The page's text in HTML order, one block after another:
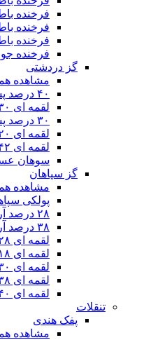
فرخنده
فرخنده
فرخنده
فرخنده جو
گز دردشتی
مشاهده
۴۰ درصد پسته آردی
لقمه ای ۳۰ درصد پسته
۳۰ درصد پسته آردی
لقمه ای ۲۰ درصد پسته
لقمه ای ۴۲ درصد پسته
سوهان
گز سپاهان
مشاهده
پولکی
۲۸ درصد آردی پسته و بادام
۳۸ درصد آردی پسته و بادام
لقمه ای ۲۸ درصد مخلوط پسته و بادام
لقمه ای ۱۸ درصد مخلوط پسته و بادام
لقمه ای ۳۰ درصد پسته
لقمه ای ۳۸ درصد مخلوط پسته و بادام
لقمه ای ۴۰ درصد پسته
تنقلات
پفک هندی
مشاهده